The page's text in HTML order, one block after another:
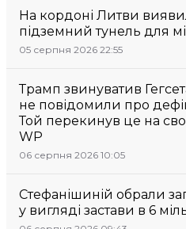
На кордоні Литви
підземний тунель для
05 серпня 2026 22:55
Трамп звинуватив
не повідомили про
Той перекинув це на
WP
06 серпня 2026 10:05
Стефанішиній обрали
у вигляді застави в 6